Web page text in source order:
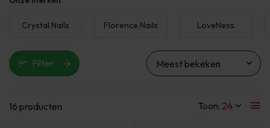
Crystal Nails Florence Nails LoveNess
Filter
16 producten Toon: